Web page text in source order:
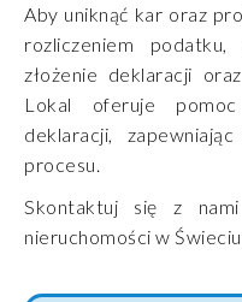
Aby uniknąć kar oraz
rozliczeniem
złożenie deklaracji
Lokal oferuje
deklaracji,
procesu.
Skontaktuj się z
nieruchomości w